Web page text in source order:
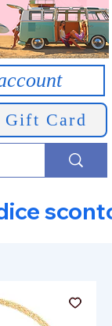
Gift Card